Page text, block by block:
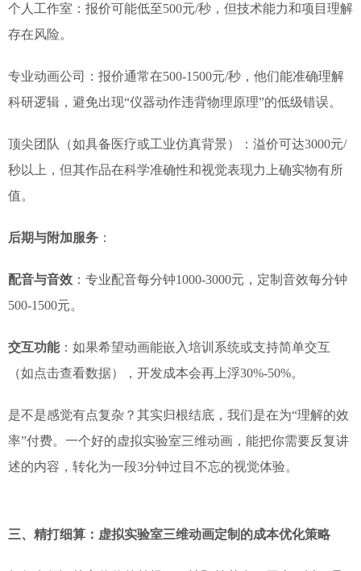
个人工作室：报价可能低至500元/秒，但技术能力和项目理解
存在风险。
专业动画公司：报价通常在500-1500元/秒，他们能准确理解
科研逻辑，避免出现“仪器动作违背物理原理”的低级错误。
顶尖团队（如具备医疗或工业仿真背景）：溢价可达3000元/
秒以上，但其作品在科学准确性和视觉表现力上确实物有所
值。
后期与附加服务 ：
配音与音效 ：专业配音每分钟1000-3000元，定制音效每分钟
500-1500元。
交互功能：如果希望动画能嵌入培训系统或支持简单交互
（如点击查看数据），开发成本会再上浮30%-50%。
是不是感觉有点复杂？其实归根结底，我们是在为“理解的效
率”付费。一个好的虚拟实验室三维动画，能把你需要反复讲
述的内容，转化为一段3分钟过目不忘的视觉体验。
三、精打细算：虚拟实验室三维动画定制的成本优化策略